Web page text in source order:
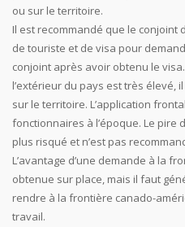
ou sur le territoire.
Il est recommandé que le
de touriste et de visa pour
conjoint après avoir obtenu le
l’extérieur du pays est très élevé,
sur le territoire. L’application
fonctionnaires à l’époque. Le pire
plus risqué et n’est pas
L’avantage d’une demande à la
obtenue sur place, mais il faut
rendre à la frontière canado-
travail.